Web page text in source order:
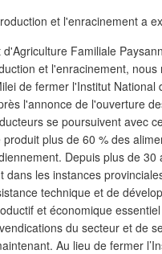
et l'enracinement a
Familiale
et l'enracinement,
de fermer l'Institut National
l'annonce de l'ouverture
se poursuivent avec
produit plus de 60 % des
Depuis plus de
dans les instances
technique et de
et économique
du secteur et de
Au lieu de fermer